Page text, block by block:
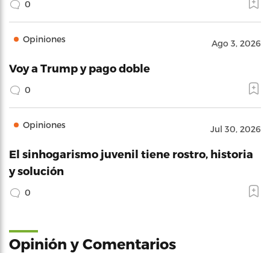
0
Opiniones Ago 3, 2026
Voy a Trump y pago doble
0
Opiniones Jul 30, 2026
El sinhogarismo juvenil tiene rostro, historia
y solución
0
Opinión y Comentarios